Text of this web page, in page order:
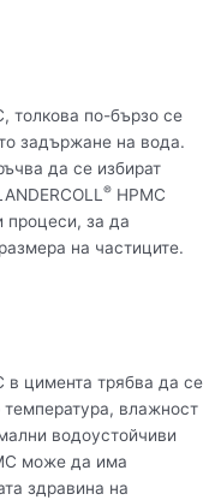
толкова по-бързо се
задържане на вода.
да се избират
® HPMC
процеси, за да
на частиците.
в цимента трябва да се
температура, влажност
водоустойчиви
може да има
здравина на